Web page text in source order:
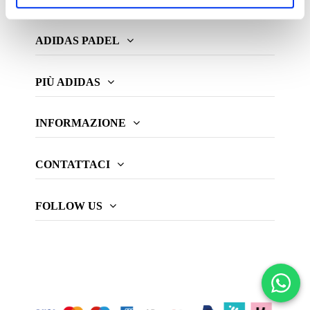
ADIDAS PADEL
PIÙ ADIDAS
INFORMAZIONE
CONTATTACI
FOLLOW US